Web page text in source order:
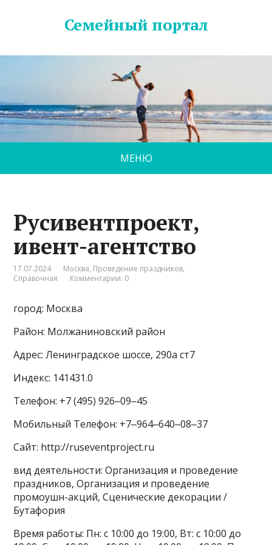
Семейный портал
МЕНЮ
Русивентпроект,
ивент-агентство
17.07.2024 Москва, Проведение праздников,
Справочная
Комментарии: 0
город: Москва
Район: Молжаниновский район
Адрес: Ленинградское шоссе, 290а ст7
Индекс: 141431.0
Телефон: +7 (495) 926‒09‒45
Мобильный Телефон: +7‒964‒640‒08‒37
Сайт: http://ruseventproject.ru
вид деятельности: Организация и проведение
праздников, Организация и проведение
промоушн-акций, Сценические декорации /
Бутафория
Время работы: Пн: с 10:00 до 19:00, Вт: с 10:00 до